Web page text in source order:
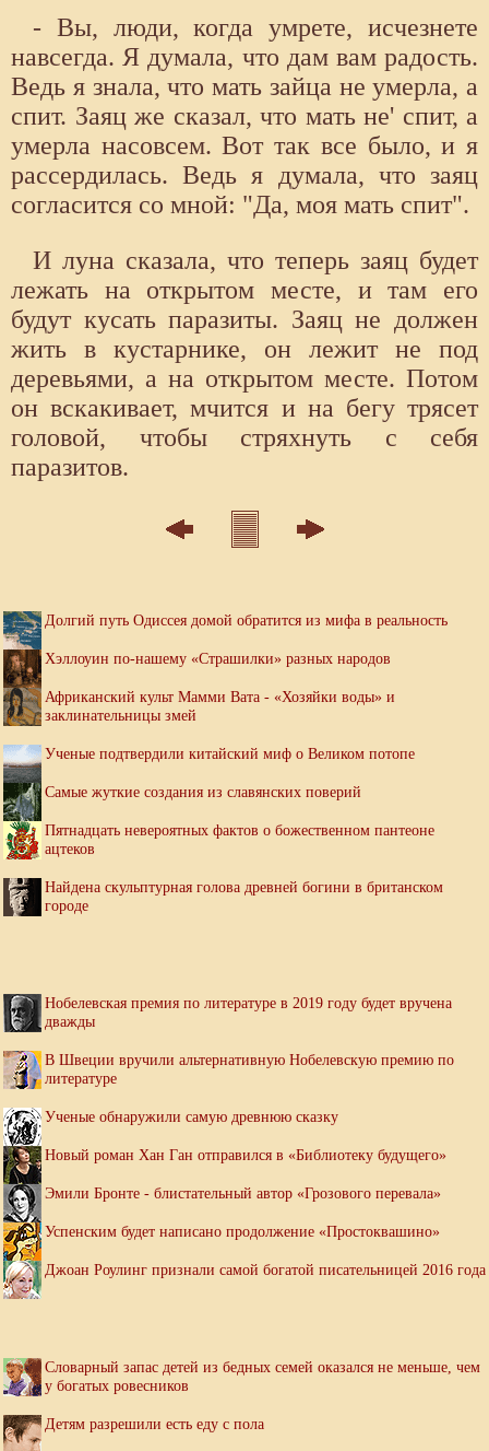
- Вы, люди, когда умрете, исчезнете
навсегда. Я думала, что дам вам радость.
Ведь я знала, что мать зайца не умерла, а
спит. Заяц же сказал, что мать не' спит, а
умерла насовсем. Вот так все было, и я
рассердилась. Ведь я думала, что заяц
согласится со мной: "Да, моя мать спит".
И луна сказала, что теперь заяц будет
лежать на открытом месте, и там его
будут кусать паразиты. Заяц не должен
жить в кустарнике, он лежит не под
деревьями, а на открытом месте. Потом
он вскакивает, мчится и на бегу трясет
головой, чтобы стряхнуть с себя
паразитов.
Долгий путь Одиссея домой обратится из мифа в реальность
Хэллоуин по-нашему «Страшилки» разных народов
Африканский культ Мамми Вата - «Хозяйки воды» и
заклинательницы змей
Ученые подтвердили китайский миф о Великом потопе
Самые жуткие создания из славянских поверий
Пятнадцать невероятных фактов о божественном пантеоне
ацтеков
Найдена скульптурная голова древней богини в британском
городе
Нобелевская премия по литературе в 2019 году будет вручена
дважды
В Швеции вручили альтернативную Нобелевскую премию по
литературе
Ученые обнаружили самую древнюю сказку
Новый роман Хан Ган отправился в «Библиотеку будущего»
Эмили Бронте - блистательный автор «Грозового перевала»
Успенским будет написано продолжение «Простоквашино»
Джоан Роулинг признали самой богатой писательницей 2016 года
Словарный запас детей из бедных семей оказался не меньше, чем
у богатых ровесников
Детям разрешили есть еду с пола